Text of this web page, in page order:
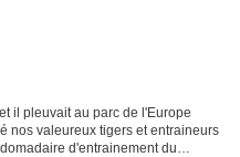
il pleuvait au parc de l'Europe
nos valeureux tigers et entraineurs
d'entrainement du